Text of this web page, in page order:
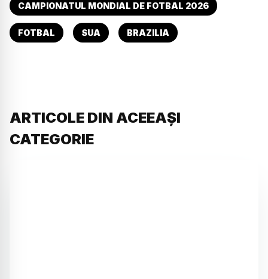
CAMPIONATUL MONDIAL DE FOTBAL 2026
FOTBAL SUA BRAZILIA
ARTICOLE DIN ACEEAȘI
CATEGORIE